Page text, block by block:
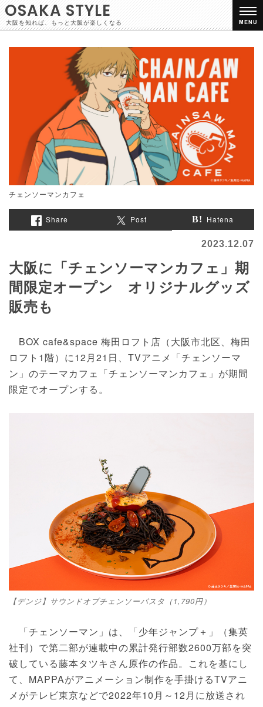
OSAKA STYLE
大阪を知れば、もっと大阪が楽しくなる MENU
チェンソーマンカフェ
Share Post Hatena
2023.12.07
大阪に「チェンソーマンカフェ」期
間限定オープン オリジナルグッズ
販売も
BOX cafe&space 梅田ロフト店（大阪市北区、梅田
ロフト1階）に12月21日、TVアニメ「チェンソーマ
ン」のテーマカフェ「チェンソーマンカフェ」が期間
限定でオープンする。
【デンジ】サウンドオブチェンソーパスタ（1,790円）
「チェンソーマン」は、「少年ジャンプ＋」（集英
社刊）で第二部が連載中の累計発行部数2600万部を突
破している藤本タツキさん原作の作品。これを基にし
て、MAPPAがアニメーション制作を手掛けるTVアニ
メがテレビ東京などで2022年10月～12月に放送され